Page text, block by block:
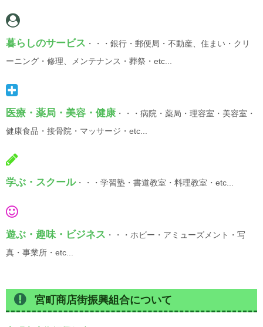
暮らしのサービス ・・・銀行・郵便局・不動産、住まい・クリ
ーニング・修理、メンテナンス・葬祭・etc...
医療・薬局・美容・健康 ・・・病院・薬局・理容室・美容室・
健康食品・接骨院・マッサージ・etc...
学ぶ・スクール・・・学習塾・書道教室・料理教室・etc...
遊ぶ・趣味・ビジネス ・・・ホビー・アミューズメント・写
真・事業所・etc...
宮町商店街振興組合について